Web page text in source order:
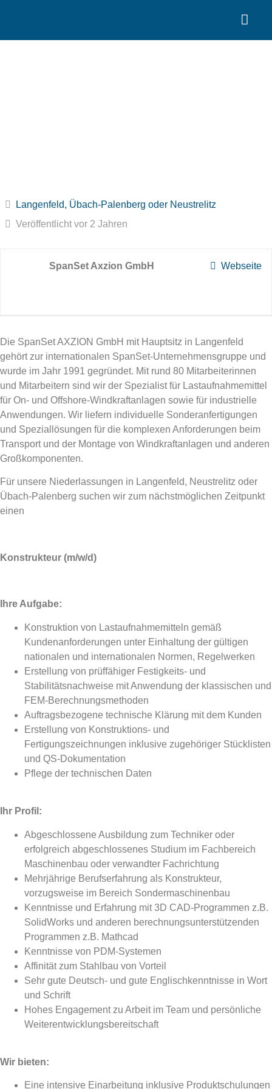
Langenfeld, Übach-Palenberg oder Neustrelitz
Veröffentlicht vor 2 Jahren
Webseite
SpanSet Axzion GmbH
Die SpanSet AXZION GmbH mit Hauptsitz in Langenfeld
gehört zur internationalen SpanSet-Unternehmensgruppe und
wurde im Jahr 1991 gegründet. Mit rund 80 Mitarbeiterinnen
und Mitarbeitern sind wir der Spezialist für Lastaufnahmemittel
für On- und Offshore-Windkraftanlagen sowie für industrielle
Anwendungen. Wir liefern individuelle Sonderanfertigungen
und Speziallösungen für die komplexen Anforderungen beim
Transport und der Montage von Windkraftanlagen und anderen
Großkomponenten.
Für unsere Niederlassungen in Langenfeld, Neustrelitz oder
Übach-Palenberg suchen wir zum nächstmöglichen Zeitpunkt
einen
Konstrukteur (m/w/d)
Ihre Aufgabe:
Konstruktion von Lastaufnahmemitteln gemäß
Kundenanforderungen unter Einhaltung der gültigen
nationalen und internationalen Normen, Regelwerken
Erstellung von prüffähiger Festigkeits- und
Stabilitätsnachweise mit Anwendung der klassischen und
FEM-Berechnungsmethoden
Auftragsbezogene technische Klärung mit dem Kunden
Erstellung von Konstruktions- und
Fertigungszeichnungen inklusive zugehöriger Stücklisten
und QS-Dokumentation
Pflege der technischen Daten
Ihr Profil:
Abgeschlossene Ausbildung zum Techniker oder
erfolgreich abgeschlossenes Studium im Fachbereich
Maschinenbau oder verwandter Fachrichtung
Mehrjährige Berufserfahrung als Konstrukteur,
vorzugsweise im Bereich Sondermaschinenbau
Kenntnisse und Erfahrung mit 3D CAD-Programmen z.B.
SolidWorks und anderen berechnungsunterstützenden
Programmen z.B. Mathcad
Kenntnisse von PDM-Systemen
Affinität zum Stahlbau von Vorteil
Sehr gute Deutsch- und gute Englischkenntnisse in Wort
und Schrift
Hohes Engagement zu Arbeit im Team und persönliche
Weiterentwicklungsbereitschaft
Wir bieten:
Eine intensive Einarbeitung inklusive Produktschulungen